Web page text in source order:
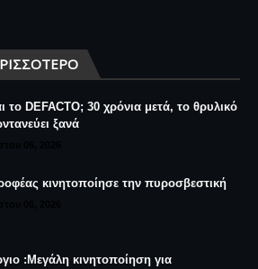
το DEFACTO; 30 χρόνια μετά, το θρυλικό
ξανά
κινητοποίησε την πυροσβεστική
:Μεγάλη κινητοποίηση για